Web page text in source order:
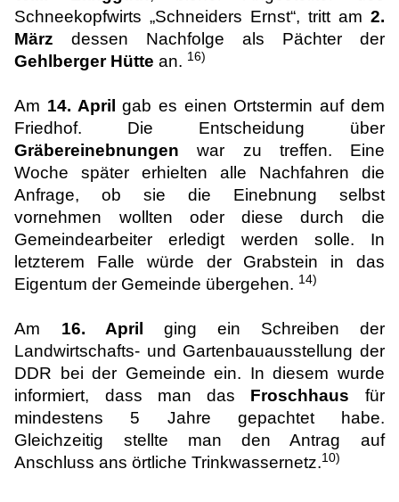
Schneekopfwirts „Schneiders Ernst“, tritt am 2.
März dessen Nachfolge als Pächter der
Gehlberger Hütte an. 16)
Am 14. April
gab es einen Ortstermin auf dem
Friedhof. Die Entscheidung über
Gräbereinebnungen war zu treffen. Eine
Woche später erhielten alle Nachfahren die
Anfrage, ob sie die Einebnung selbst
vornehmen wollten oder diese durch die
Gemeindearbeiter erledigt werden solle. In
letzterem Falle würde der Grabstein in das
Eigentum der Gemeinde übergehen. 14)
Am 16. April
ging ein Schreiben der
Landwirtschafts- und Gartenbauausstellung der
DDR bei der Gemeinde ein. In diesem wurde
informiert, dass man das Froschhaus für
mindestens 5 Jahre gepachtet habe.
Gleichzeitig stellte man den Antrag auf
Anschluss ans örtliche Trinkwassernetz.10)